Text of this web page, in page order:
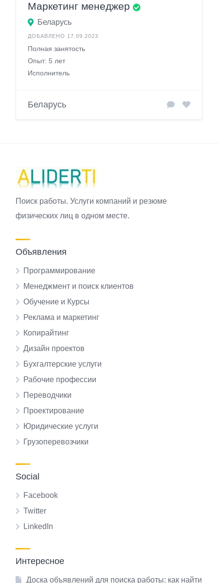
Маркетинг менеджер
Беларусь
ДОБАВЛЕНО 17.09.2023
Полная занятость
Опыт: 5 лет
Исполнитель
Беларусь
Поиск работы. Услуги компаний и резюме
физических лиц в одном месте.
Объявления
Программирование
Менеджмент и поиск клиентов
Обучение и Курсы
Реклама и маркетинг
Копирайтинг
Дизайн проектов
Бухгалтерские услуги
Рабочие профессии
Переводчики
Проектирование
Юридические услуги
Грузоперевозчики
Social
Facebook
Twitter
LinkedIn
Интересное
Доска объявлений для поиска работы: как найти